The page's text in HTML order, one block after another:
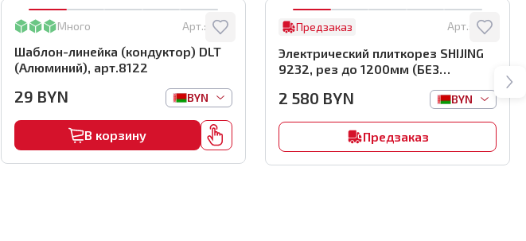
Много Арт.: 8122
Шаблон-линейка (кондуктор) DLT
(Алюминий), арт.8122
29 BYN BYN
В корзину
Предзаказ Арт.: 0761
Электрический плиткорез SHIJING
9232, рез до 1200мм (БЕЗ
2 580 BYN BYN
Предзаказ